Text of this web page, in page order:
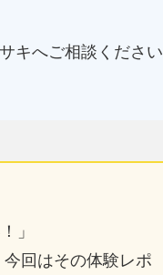
キへご相談ください
」
今回はその体験レポ